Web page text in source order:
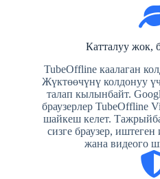
Катталуу жок,
TubeOffline каалаган
Жүктөөчүнү колдонуу
талап кылынбайт.
браузерлер TubeOffline
шайкеш келет.
сизге браузер,
жана видеого